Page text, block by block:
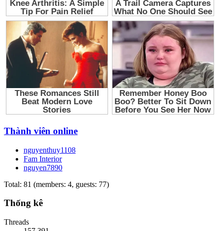
Thành viên online
nguyenthuy1108
Fam Interior
nguyen7890
Total: 81 (members: 4, guests: 77)
Thống kê
Threads